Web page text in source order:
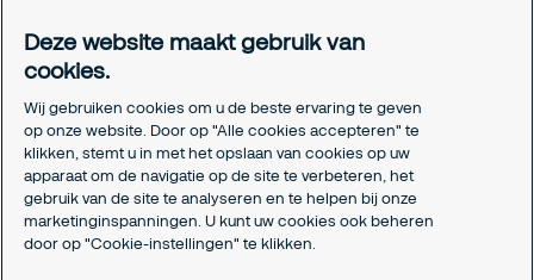
Certificeringen
Aanmeldformulieren installatiepartners
Juridisch
Privacyverklaring
Algemene voorwaarden
Responsible disclosure
Cookie-instellingen
Deze website maakt gebruik van
cookies.
Wij gebruiken cookies om u de beste ervaring te geven
op onze website. Door op "Alle cookies accepteren" te
klikken, stemt u in met het opslaan van cookies op uw
apparaat om de navigatie op de site te verbeteren, het
gebruik van de site te analyseren en te helpen bij onze
marketinginspanningen. U kunt uw cookies ook beheren
door op "Cookie-instellingen" te klikken.